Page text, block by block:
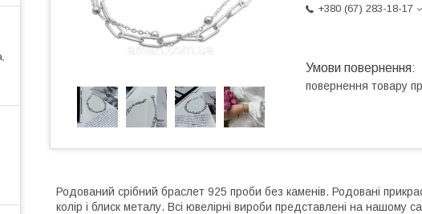
+380 (67) 283-18-17
повернення товару
Родований срібний браслет 925 проби без каменів. Родовані
колір і блиск металу. Всі ювелірні вироби представлені на нашому